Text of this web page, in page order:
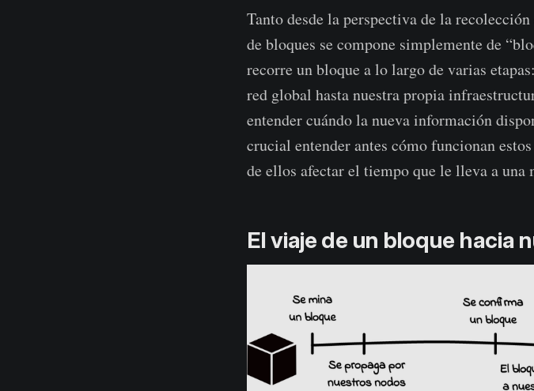
Tanto desde la perspectiva de la
de bloques se compone simplemente de
recorre un bloque a lo largo de varias
red global hasta nuestra propia
entender cuándo la nueva información
crucial entender antes cómo funcionan
de ellos afectar el tiempo que le lleva a
El viaje de un bloque hacia